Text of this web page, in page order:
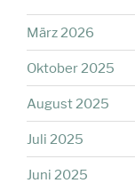
März 2026
Oktober 2025
August 2025
Juli 2025
Juni 2025